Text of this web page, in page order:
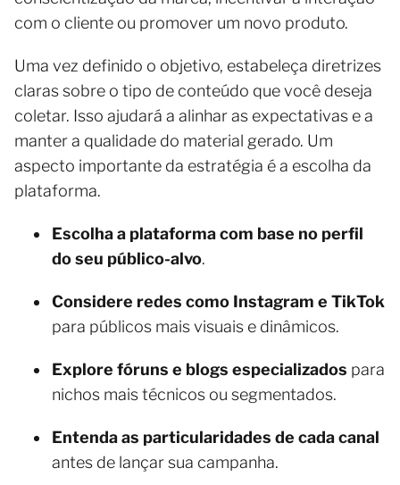
com o cliente ou promover um novo produto.
Uma vez definido o objetivo, estabeleça diretrizes
claras sobre o tipo de conteúdo que você deseja
coletar. Isso ajudará a alinhar as expectativas e a
manter a qualidade do material gerado. Um
aspecto importante da estratégia é a escolha da
plataforma.
Escolha a plataforma com base no perfil
do seu público-alvo.
Considere redes como Instagram e TikTok
para públicos mais visuais e dinâmicos.
Explore fóruns e blogs especializados para
nichos mais técnicos ou segmentados.
Entenda as particularidades de cada canal
antes de lançar sua campanha.